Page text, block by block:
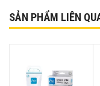
SẢN PHẨM LIÊN